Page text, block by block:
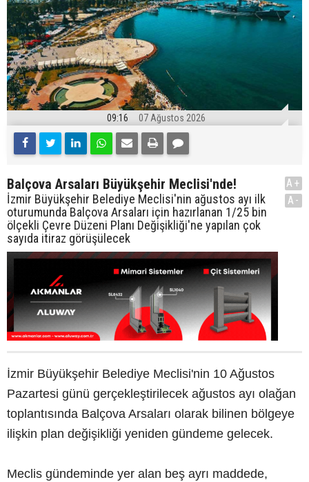
09:16 07 Ağustos 2026
Balçova Arsaları Büyükşehir Meclisi'nde!
İzmir Büyükşehir Belediye Meclisi'nin ağustos ayı ilk
oturumunda Balçova Arsaları için hazırlanan 1/25 bin
ölçekli Çevre Düzeni Planı Değişikliği'ne yapılan çok
sayıda itiraz görüşülecek
A+
A-
İzmir Büyükşehir Belediye Meclisi'nin 10 Ağustos
Pazartesi günü gerçekleştirilecek ağustos ayı olağan
toplantısında Balçova Arsaları olarak bilinen bölgeye
ilişkin plan değişikliği yeniden gündeme gelecek.
Meclis gündeminde yer alan beş ayrı maddede,